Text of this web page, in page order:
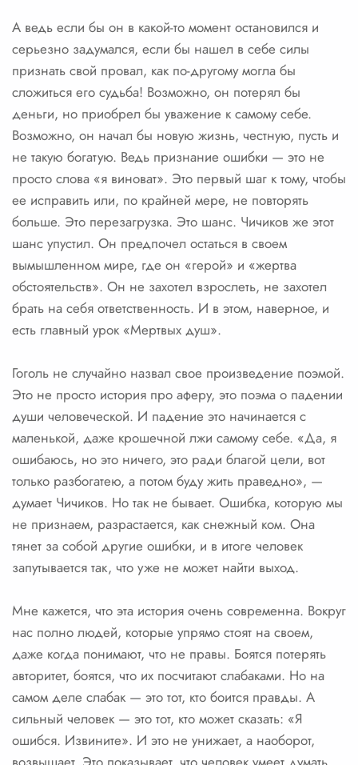
А ведь если бы он в какой-то момент остановился и
серьезно задумался, если бы нашел в себе силы
признать свой провал, как по-другому могла бы
сложиться его судьба! Возможно, он потерял бы
деньги, но приобрел бы уважение к самому себе.
Возможно, он начал бы новую жизнь, честную, пусть и
не такую богатую. Ведь признание ошибки — это не
просто слова «я виноват». Это первый шаг к тому, чтобы
ее исправить или, по крайней мере, не повторять
больше. Это перезагрузка. Это шанс. Чичиков же этот
шанс упустил. Он предпочел остаться в своем
вымышленном мире, где он «герой» и «жертва
обстоятельств». Он не захотел взрослеть, не захотел
брать на себя ответственность. И в этом, наверное, и
есть главный урок «Мертвых душ».
Гоголь не случайно назвал свое произведение поэмой.
Это не просто история про аферу, это поэма о падении
души человеческой. И падение это начинается с
маленькой, даже крошечной лжи самому себе. «Да, я
ошибаюсь, но это ничего, это ради благой цели, вот
только разбогатею, а потом буду жить праведно», —
думает Чичиков. Но так не бывает. Ошибка, которую мы
не признаем, разрастается, как снежный ком. Она
тянет за собой другие ошибки, и в итоге человек
запутывается так, что уже не может найти выход.
Мне кажется, что эта история очень современна. Вокруг
нас полно людей, которые упрямо стоят на своем,
даже когда понимают, что не правы. Боятся потерять
авторитет, боятся, что их посчитают слабаками. Но на
самом деле слабак — это тот, кто боится правды. А
сильный человек — это тот, кто может сказать: «Я
ошибся. Извините». И это не унижает, а наоборот,